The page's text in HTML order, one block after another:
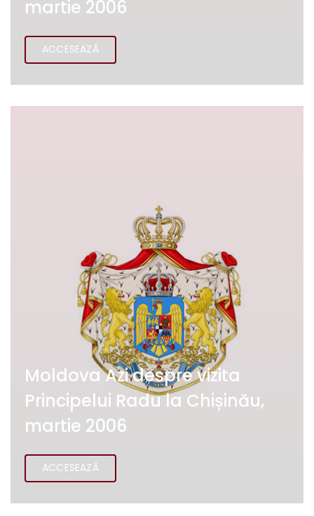
martie 2006
ACCESEAZĂ
Moldova Azi despre vizita
Principelui Radu la Chișinău,
martie 2006
ACCESEAZĂ